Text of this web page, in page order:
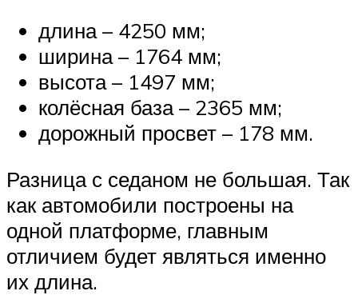
длина – 4250 мм;
ширина – 1764 мм;
высота – 1497 мм;
колёсная база – 2365 мм;
дорожный просвет – 178 мм.
Разница с седаном не большая. Так
как автомобили построены на
одной платформе, главным
отличием будет являться именно
их длина.